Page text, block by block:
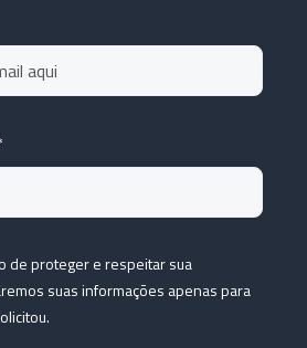
de proteger e respeitar sua
suas informações apenas para